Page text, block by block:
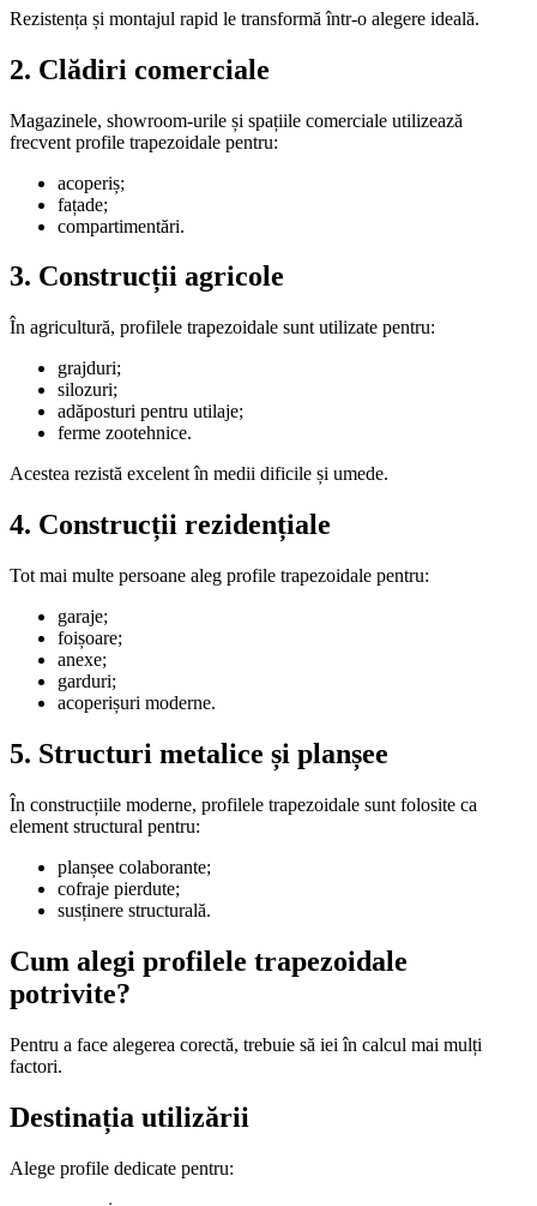
Rezistența și montajul rapid le transformă într-o alegere ideală.
2. Clădiri comerciale
Magazinele, showroom-urile și spațiile comerciale utilizează
frecvent profile trapezoidale pentru:
acoperiș;
fațade;
compartimentări.
3. Construcții agricole
În agricultură, profilele trapezoidale sunt utilizate pentru:
grajduri;
silozuri;
adăposturi pentru utilaje;
ferme zootehnice.
Acestea rezistă excelent în medii dificile și umede.
4. Construcții rezidențiale
Tot mai multe persoane aleg profile trapezoidale pentru:
garaje;
foișoare;
anexe;
garduri;
acoperișuri moderne.
5. Structuri metalice și planșee
În construcțiile moderne, profilele trapezoidale sunt folosite ca
element structural pentru:
planșee colaborante;
cofraje pierdute;
susținere structurală.
Cum alegi profilele trapezoidale
potrivite?
Pentru a face alegerea corectă, trebuie să iei în calcul mai mulți
factori.
Destinația utilizării
Alege profile dedicate pentru: